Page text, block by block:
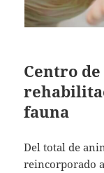
Centro
fauna
Del total de
reincorporado